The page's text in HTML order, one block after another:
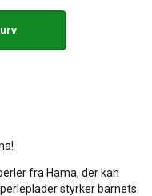
fra Hama, der kan
styrker barnets